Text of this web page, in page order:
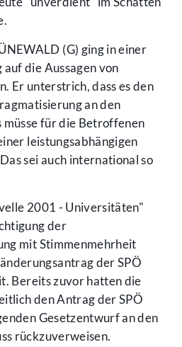
(G) ging in einer
die Aussagen von
Er unterstrich, dass es den
an den
müsse für die Betroffenen
leistungsabhängigen
sei auch international so
2001 - Universitäten"
der
mit Stimmenmehrheit
der SPÖ
Bereits zuvor hatten die
den Antrag der SPÖ
Gesetzentwurf an den
rückzuverweisen.